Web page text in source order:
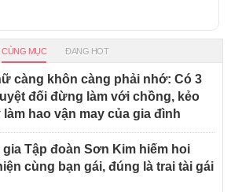
CÙNG MỤC ĐANG HOT
càng khôn càng phải nhớ: Có 3
đối đừng làm với chồng, kẻo
hao vận may của gia đình
gia Tập đoàn Sơn Kim hiếm hoi
cùng bạn gái, đúng là trai tài gái